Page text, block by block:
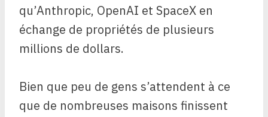
qu’Anthropic, OpenAI et SpaceX en
échange de propriétés de plusieurs
millions de dollars.
Bien que peu de gens s’attendent à ce
que de nombreuses maisons finissent